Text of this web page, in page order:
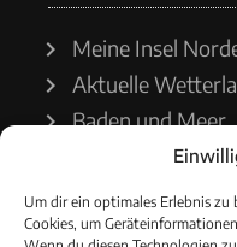
Um dir ein optimales Erlebnis
Cookies, um
Meine Insel
Aktuelle
Baden und Meer
Wetterdienst
Wasserstände